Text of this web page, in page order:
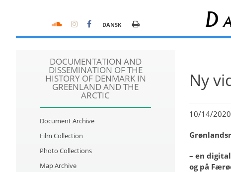
DANSK
DOCUMENTATION AND
DISSEMINATION OF THE
HISTORY OF DENMARK IN
GREENLAND AND THE
ARCTIC
Document Archive
Film Collection
Photo Collections
Map Archive
Ny
10/14/2020
– en
og på